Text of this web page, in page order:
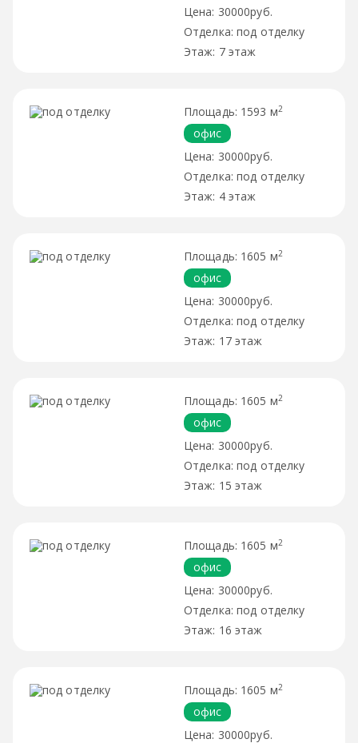
30000руб.
под отделку
7 этаж
1593 м2
офис
30000руб.
под отделку
4 этаж
1605 м2
офис
30000руб.
под отделку
17 этаж
1605 м2
офис
30000руб.
под отделку
15 этаж
1605 м2
офис
30000руб.
под отделку
16 этаж
1605 м2
офис
30000руб.